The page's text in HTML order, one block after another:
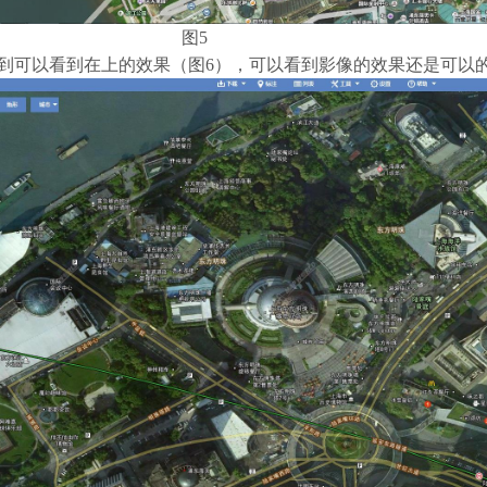
图5
以看到在上的效果（图6），可以看到影像的效果还是可以